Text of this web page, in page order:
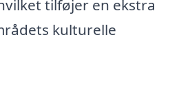
tilføjer en ekstra
kulturelle